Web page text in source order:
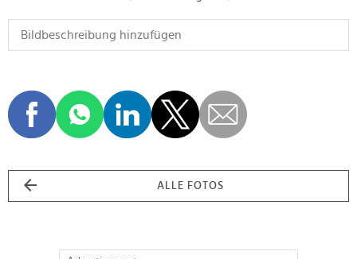
ALLE FOTOS